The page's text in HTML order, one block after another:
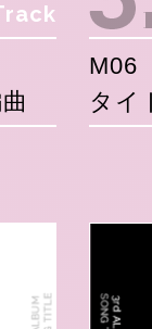
M06
タイ